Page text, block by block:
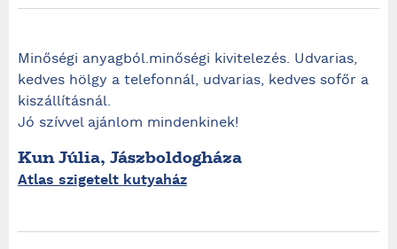
Minőségi anyagból.minőségi kivitelezés. Udvarias,
kedves hölgy a telefonnál, udvarias, kedves sofőr a
kiszállításnál.
Jó szívvel ajánlom mindenkinek!
Kun Júlia, Jászboldogháza
Atlas szigetelt kutyaház